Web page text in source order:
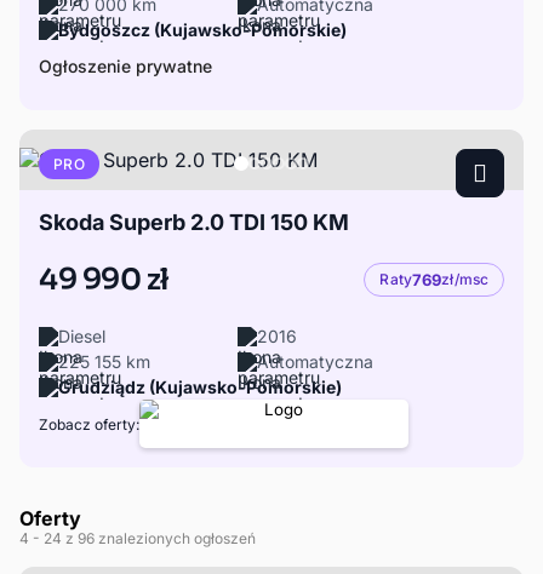
270 000 km
Automatyczna
Bydgoszcz (Kujawsko-Pomorskie)
Ogłoszenie prywatne
PRO
Skoda Superb 2.0 TDI 150 KM
49 990 zł Raty769zł/msc
Diesel
2016
225 155 km
Automatyczna
Grudziądz (Kujawsko-Pomorskie)
Zobacz oferty:
Oferty
4 - 24 z 96 znalezionych ogłoszeń